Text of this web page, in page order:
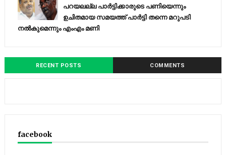
പറയലല്ല പാര്‍ട്ടിക്കാരുടെ പണിയെന്നും
ഉചിതമായ സമയത്ത് പാര്‍ട്ടി തന്നെ മറുപടി
നല്‍കുമെന്നും എംഎം മണി
RECENT POSTS COMMENTS
facebook